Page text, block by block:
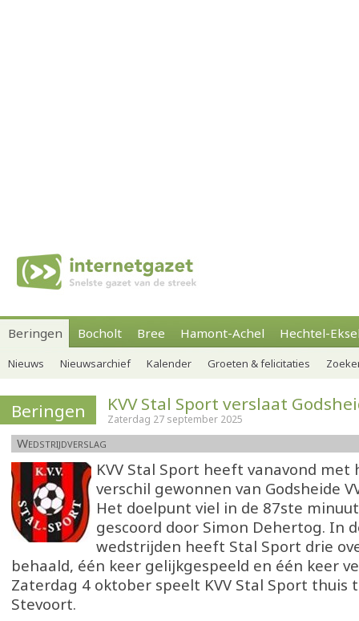
Beringen Bocholt Bree Hamont-Achel Hechtel-
Nieuws Nieuwsarchief Kalender Groeten & felicitaties
Beringen KVV Stal Sport verslaat
Zaterdag 27 september 2025
Wedstrijdverslag
KVV Stal Sport heeft vanavond met
verschil gewonnen van Godsheide
Het doelpunt viel in de 87ste
gescoord door Simon Dehertog. In
wedstrijden heeft Stal Sport drie
behaald, één keer gelijkgespeeld en één keer
Zaterdag 4 oktober speelt KVV Stal Sport thuis
Stevoort.